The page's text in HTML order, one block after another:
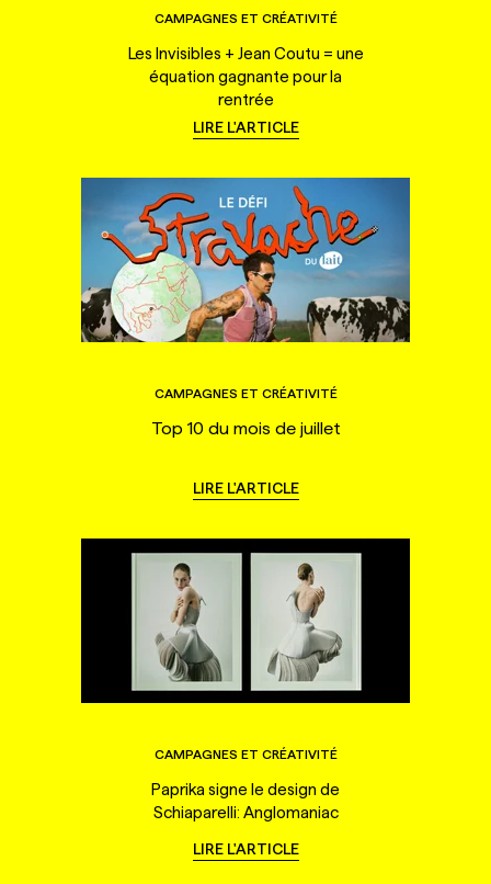
CAMPAGNES ET CRÉATIVITÉ
Les Invisibles + Jean Coutu = une
équation gagnante pour la
rentrée
LIRE L'ARTICLE
CAMPAGNES ET CRÉATIVITÉ
Top 10 du mois de juillet
LIRE L'ARTICLE
CAMPAGNES ET CRÉATIVITÉ
Paprika signe le design de
Schiaparelli: Anglomaniac
LIRE L'ARTICLE